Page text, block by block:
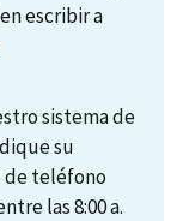
escribir a
sistema de
su
de teléfono
las 8:00 a.